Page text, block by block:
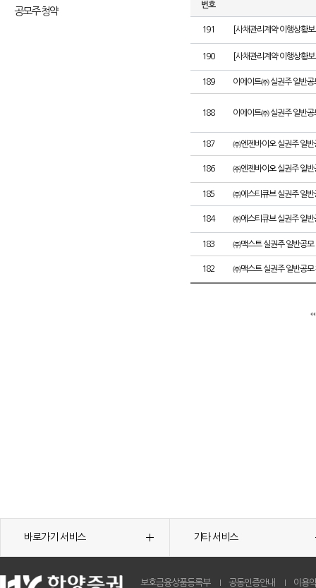
공모주 청약
번호
191 [사채관리계약 이행상황
190 [사채관리계약 이행상황
189 이에이트㈜ 실권주 일반공
188 이에이트㈜ 실권주 일반공
187 ㈜엔젠바이오 실권주 일반
186 ㈜엔젠바이오 실권주 일반
185 ㈜에스티큐브 실권주 일반
184 ㈜에스티큐브 실권주 일반
183 ㈜맥스트 실권주 일반공모
182 ㈜맥스트 실권주 일반공모
바로가기 서비스 기타 서비스
보호금융상품등록부 공동인증안내 이용